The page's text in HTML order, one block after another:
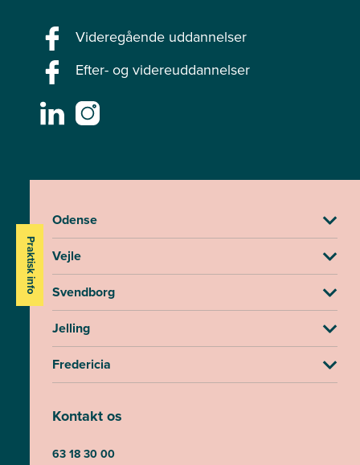
Videregående uddannelser
Efter- og videreuddannelser
Praktisk info
Odense
Vejle
Svendborg
Jelling
Fredericia
Kontakt os
63 18 30 00